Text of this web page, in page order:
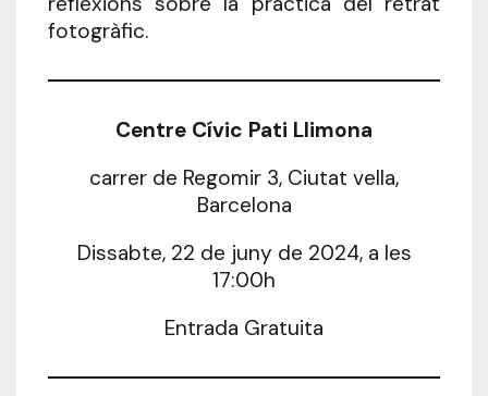
fotogràfic.
Centre Cívic Pati Llimona
carrer de Regomir 3, Ciutat vella,
Barcelona
Dissabte, 22 de juny de 2024, a les
17:00h
Entrada Gratuita